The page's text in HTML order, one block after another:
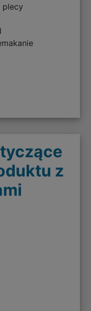
plecy
z